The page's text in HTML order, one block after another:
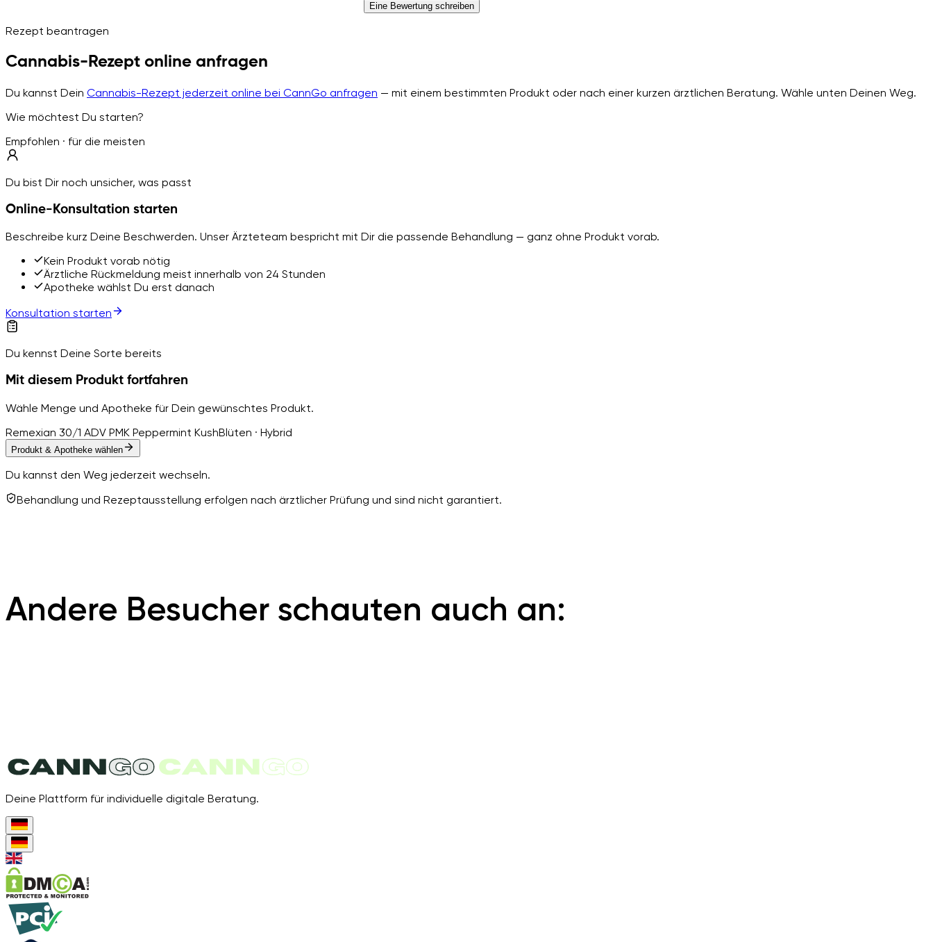
Eine Bewertung schreiben
Rezept beantragen
Cannabis-Rezept online anfragen
Du kannst Dein Cannabis-Rezept jederzeit online bei CannGo anfragen — mit einem bestimmten Produkt oder nach einer kurzen ärztlichen Beratung. Wähle unten Deinen Weg.
Wie möchtest Du starten?
Empfohlen · für die meisten
Du bist Dir noch unsicher, was passt
Online-Konsultation starten
Beschreibe kurz Deine Beschwerden. Unser Ärzteteam bespricht mit Dir die passende Behandlung — ganz ohne Produkt vorab.
Kein Produkt vorab nötig
Ärztliche Rückmeldung meist innerhalb von 24 Stunden
Apotheke wählst Du erst danach
Konsultation starten
Du kennst Deine Sorte bereits
Mit diesem Produkt fortfahren
Wähle Menge und Apotheke für Dein gewünschtes Produkt.
Remexian 30/1 ADV PMK Peppermint KushBlüten · Hybrid
Produkt & Apotheke wählen
Du kannst den Weg jederzeit wechseln.
Behandlung und Rezeptausstellung erfolgen nach ärztlicher Prüfung und sind nicht garantiert.
Andere Besucher schauten auch an:
Deine Plattform für individuelle digitale Beratung.